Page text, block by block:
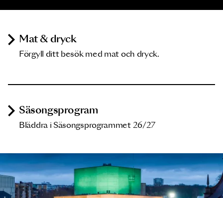
Mat & dryck
Förgyll ditt besök med mat och dryck.
Säsongsprogram
Bläddra i Säsongsprogrammet 26/27